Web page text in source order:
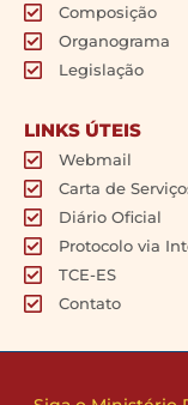
Composição
Organograma
Legislação
LINKS ÚTEIS
Webmail
Carta de
Diário Oficial
Protocolo via
TCE-ES
Contato